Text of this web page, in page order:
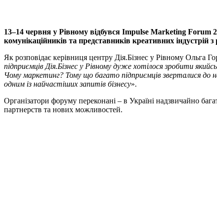
13–14 червня у Рівному відбувся Impulse Marketing Forum
комунікаційників та представників креативних індустрій
Як розповідає керівниця центру Дія.Бізнес у Рівному Ольга
підприємців Дія.Бізнес у Рівному дуже хотілося зробити
Чому маркетинг? Тому що багато підприємців зверталися до
одним із найчастіших запитів бізнесу».
Організатори форуму переконані – в Україні надзвичайно
партнерств та нових можливостей.